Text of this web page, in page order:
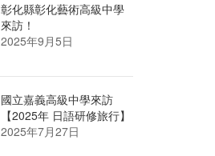
彰化縣彰化藝術高級中學
來訪！
2025年9月5日
國立嘉義高級中學來訪
【2025年 日語研修旅行】
2025年7月27日